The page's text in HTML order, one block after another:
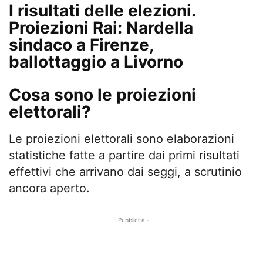
I risultati delle elezioni.
Proiezioni Rai: Nardella
sindaco a Firenze,
ballottaggio a Livorno
Cosa sono le proiezioni
elettorali?
Le proiezioni elettorali sono elaborazioni
statistiche fatte a partire dai primi risultati
effettivi che arrivano dai seggi, a scrutinio
ancora aperto.
- Pubblicità -